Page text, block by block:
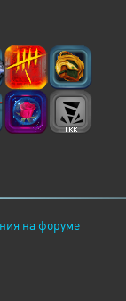
на форуме